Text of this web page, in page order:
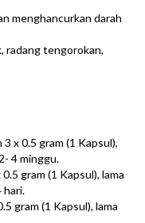
menghancurkan darah
radang tengorokan,
x 0.5 gram (1 Kapsul),
4 minggu.
gram (1 Kapsul), lama
hari.
gram (1 Kapsul), lama